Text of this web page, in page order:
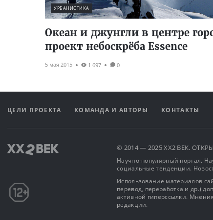
УРБАНИСТИКА
Океан и джунгли в центре
проект небоскрёба Essence
5 мая 2015 1 697 0
ЦЕЛИ ПРОЕКТА КОМАНДА И АВТОРЫ КОНТАКТЫ
© 2014 — 2025 XX2 ВЕК.
Научно-популярный портал.
социальные тенденции.
Использование материалов
перевод, переработка и др.)
активной гиперссылки.
редакции.